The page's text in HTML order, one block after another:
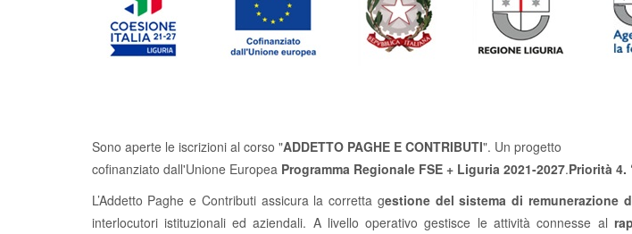
Sono aperte le iscrizioni al corso "ADDETTO PAGHE E CONTRIBUTI". Un progetto
cofinanziato dall'Unione Europea Programma Regionale FSE + Liguria 2021-2027.Priorità 4.
L’Addetto Paghe e Contributi assicura la corretta gestione del sistema di remunerazione
interlocutori istituzionali ed aziendali. A livello operativo gestisce le attività connesse al